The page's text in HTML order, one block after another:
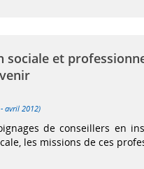
sociale et
avril 2012)
de conseillers en
les missions de ces